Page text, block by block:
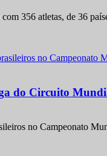
356 atletas, de 36
do Circuito
no Campeonato